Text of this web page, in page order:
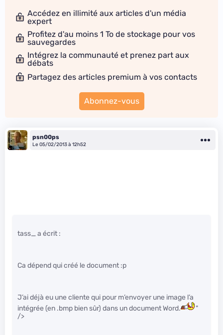
Accédez en illimité aux articles d'un média
expert
Profitez d'au moins 1 To de stockage pour vos
sauvegardes
Intégrez la communauté et prenez part aux
débats
Partagez des articles premium à vos contacts
Abonnez-vous
psn00ps
Le 05/02/2013 à 12h52
tass_ a écrit :
Ca dépend qui créé le document :p
J’ai déjà eu une cliente qui pour m’envoyer une image l’a
intégrée (en .bmp bien sûr) dans un document Word.
"
/>